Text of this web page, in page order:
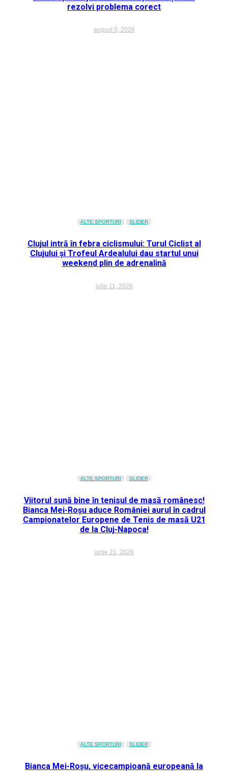
rezolvi problema corect
august 5, 2026
ALTE SPORTURI SLIDER
Clujul intră în febra ciclismului: Turul Ciclist al
Clujului și Trofeul Ardealului dau startul unui
weekend plin de adrenalină
iulie 11, 2026
ALTE SPORTURI SLIDER
Viitorul sună bine în tenisul de masă românesc!
Bianca Mei-Roșu aduce României aurul în cadrul
Campionatelor Europene de Tenis de masă U21
de la Cluj-Napoca!
iunie 21, 2026
ALTE SPORTURI SLIDER
Bianca Mei-Roșu, vicecampioană europeană la